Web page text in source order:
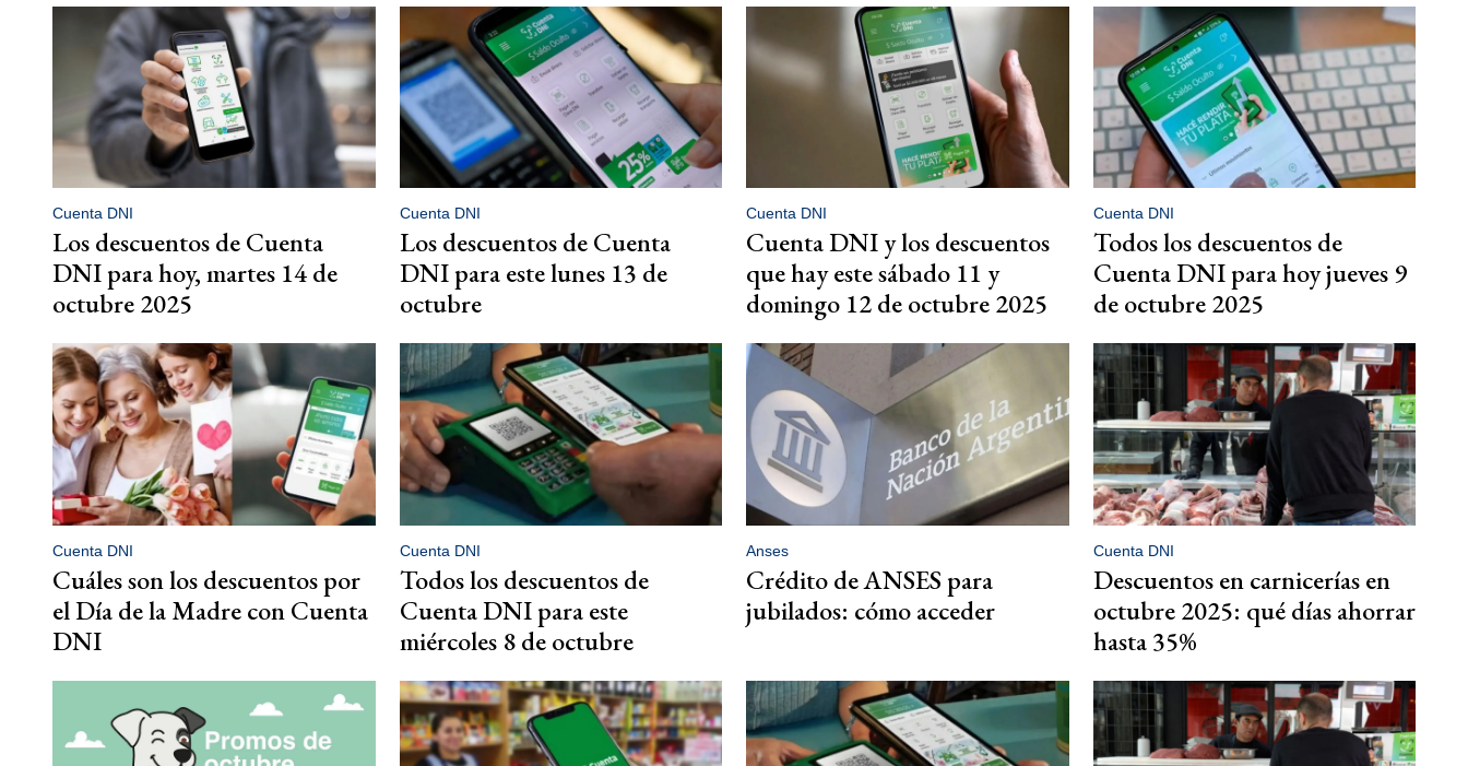
Cuenta DNI
Los descuentos de Cuenta
DNI para hoy, martes 14 de
octubre 2025
Cuenta DNI
Los descuentos de Cuenta
DNI para este lunes 13 de
octubre
Cuenta DNI
Cuenta DNI y los descuentos
que hay este sábado 11 y
domingo 12 de octubre 2025
Cuenta DNI
Todos los descuentos de
Cuenta DNI para hoy jueves 9
de octubre 2025
Cuenta DNI
Cuáles son los descuentos por
el Día de la Madre con Cuenta
DNI
Cuenta DNI
Todos los descuentos de
Cuenta DNI para este
miércoles 8 de octubre
Anses
Crédito de ANSES para
jubilados: cómo acceder
Cuenta DNI
Descuentos en carnicerías en
octubre 2025: qué días ahorrar
hasta 35%